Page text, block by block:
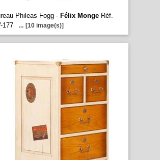
Phileas Fogg - Félix MongeRéf.
177
... [10 image(s)]